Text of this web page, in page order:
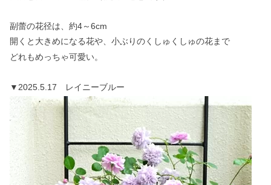
副蕾の花径は、約4～6cm
開くと大きめになる花や、小ぶりのくしゅくしゅの花まで
どれもめっちゃ可愛い。
▼2025.5.17 レイニーブルー